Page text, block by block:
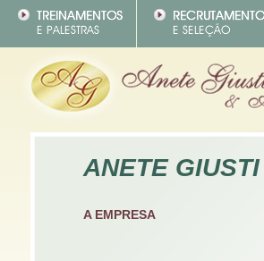
ANETE GIUSTI
A EMPRESA